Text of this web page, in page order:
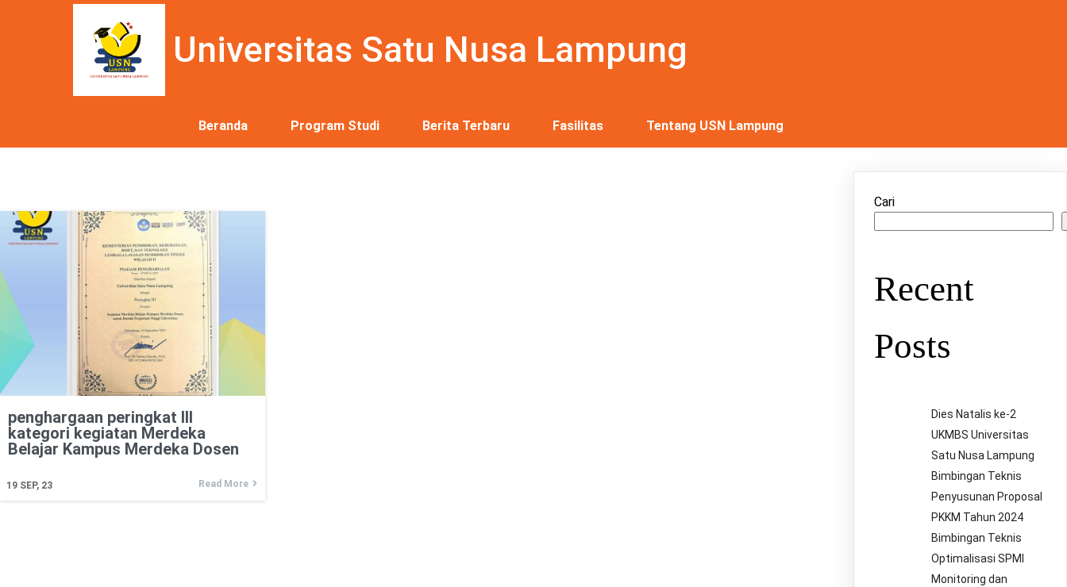
Universitas Satu Nusa Lampung
Beranda Program Studi Berita Terbaru Fasilitas Tentang USN Lampung
penghargaan peringkat III
kategori kegiatan Merdeka
Belajar Kampus Merdeka Dosen
19 SEP, 23 Read More
Cari
Recent
Posts
Dies Natalis ke-2
UKMBS Universitas
Satu Nusa Lampung
Bimbingan Teknis
Penyusunan Proposal
PKKM Tahun 2024
Bimbingan Teknis
Optimalisasi SPMI
Monitoring dan